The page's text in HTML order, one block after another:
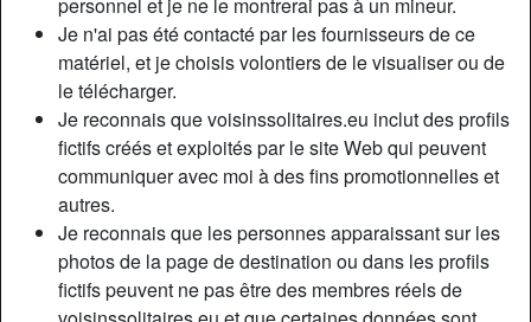
Je n'ai pas été contacté par les fournisseurs de ce
matériel, et je choisis volontiers de le visualiser ou de
le télécharger.
Je reconnais que voisinssolitaires.eu inclut des profils
fictifs créés et exploités par le site Web qui peuvent
communiquer avec moi à des fins promotionnelles et
autres.
Je reconnais que les personnes apparaissant sur les
photos de la page de destination ou dans les profils
fictifs peuvent ne pas être des membres réels de
Sexe:
Femme
Sexualité:
Hétéro
Relation:
Couleur des cheveux:
Blonde
Couleur des yeux:
Bleu
Épilé(e):
Oui
Fumeur(euse):
Description